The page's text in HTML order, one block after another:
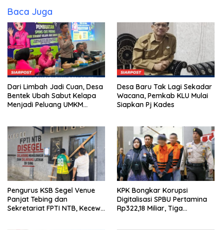
Baca Juga
Dari Limbah Jadi Cuan, Desa
Bentek Ubah Sabut Kelapa
Menjadi Peluang UMKM
Desa Baru Tak Lagi Sekadar
Wacana, Pemkab KLU Mulai
Siapkan Pj Kades
Pengurus KSB Segel Venue
Panjat Tebing dan
Sekretariat FPTI NTB, Kecewa
KPK Bongkar Korupsi
Digitalisasi SPBU Pertamina
Rp322,18 Miliar, Tiga